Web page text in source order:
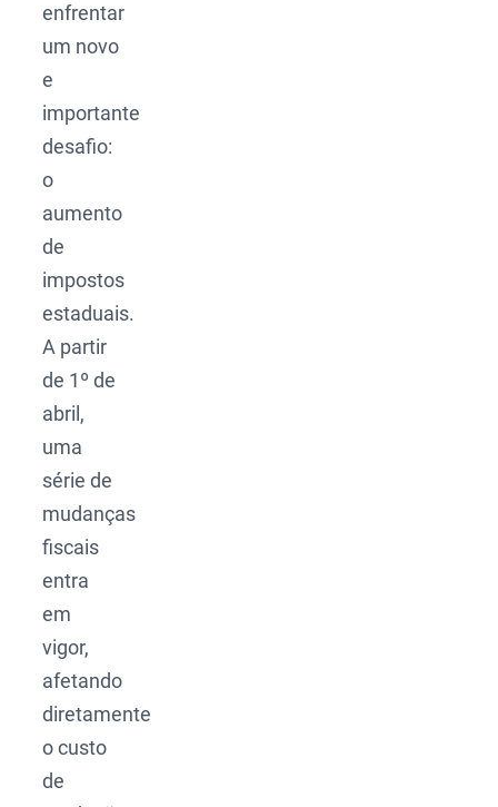
enfrentar
um novo
e
importante
desafio:
o
aumento
de
impostos
estaduais.
A partir
de 1º de
abril,
uma
série de
mudanças
fiscais
entra
em
vigor,
afetando
diretamente
o custo
de